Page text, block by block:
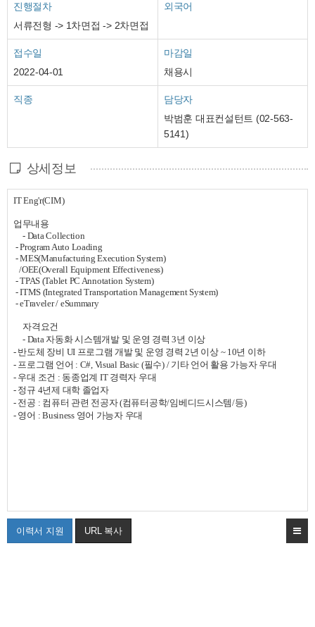
진행절차
서류전형 -> 1차면접 -> 2차면접
외국어
접수일
2022-04-01
마감일
채용시
직종
담당자
박범훈 대표컨설턴트 (02-563-
5141)
상세정보
IT Eng'r(CIM)
업무내용
- Data Collection
- Program Auto Loading
- MES(Manufacturing Execution System)
/OEE(Overall Equipment Effectiveness)
- TPAS (Tablet PC Annotation System)
- ITMS (Integrated Transportation Management System)
- eTraveler / eSummary
자격요건
- Data 자동화 시스템개발 및 운영 경력 3년 이상
- 반도체 장비 UI 프로그램 개발 및 운영 경력 2년 이상~ 10년 이하
- 프로그램 언어 : C#, Visual Basic (필수) / 기타 언어 활용 가능자 우대
- 우대 조건 : 동종업계 IT 경력자 우대
- 정규 4년제 대학 졸업자
- 전공 : 컴퓨터 관련 전공자(컴퓨터공학/임베디드시스템/등)
- 영어 : Business 영어 가능자 우대
이력서 지원 URL 복사